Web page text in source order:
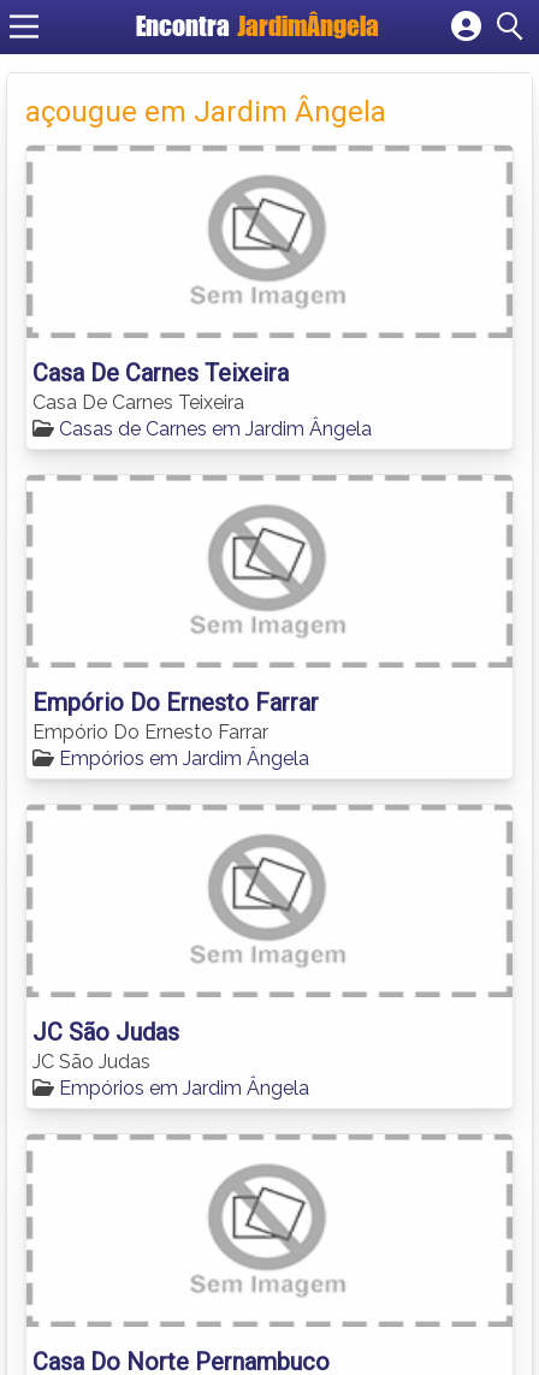
EncontraJardimÂngela
Cadastrar empresa
Fazer login
Criar conta
açougue em Jardim Ângela
Casa De Carnes Teixeira
Casa De Carnes Teixeira
Casas de Carnes em Jardim Ângela
Empório Do Ernesto Farrar
Empório Do Ernesto Farrar
Empórios em Jardim Ângela
JC São Judas
JC São Judas
Empórios em Jardim Ângela
Casa Do Norte Pernambuco